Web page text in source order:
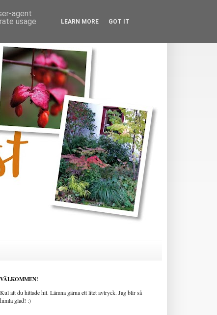
VÄLKOMMEN!
Kul att du hittade hit. Lämna gärna ett litet avtryck. Jag blir så
himla glad! :)
agent
usage
LEARN MORE GOT IT